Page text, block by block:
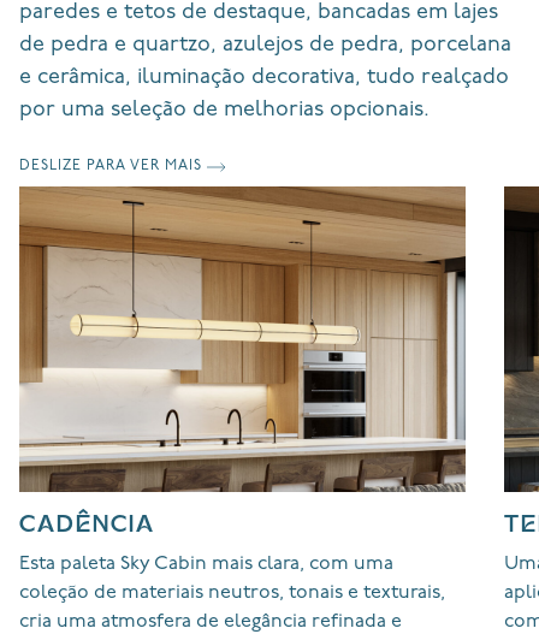
paredes e tetos de destaque, bancadas em lajes
de pedra e quartzo, azulejos de pedra, porcelana
e cerâmica, iluminação decorativa, tudo realçado
por uma seleção de melhorias opcionais.
DESLIZE PARA VER MAIS
CADÊNCIA
Esta paleta Sky Cabin mais clara, com uma
coleção de materiais neutros, tonais e texturais,
cria uma atmosfera de elegância refinada e